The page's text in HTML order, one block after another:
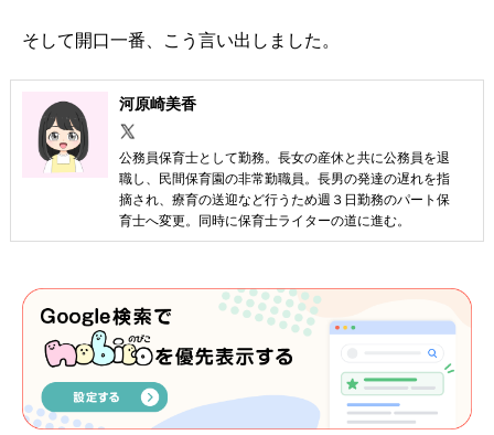
そして開口一番、こう言い出しました。
河原崎美香
公務員保育士として勤務。長女の産休と共に公務員を退
職し、民間保育園の非常勤職員。長男の発達の遅れを指
摘され、療育の送迎など行うため週３日勤務のパート保
育士へ変更。同時に保育士ライターの道に進む。